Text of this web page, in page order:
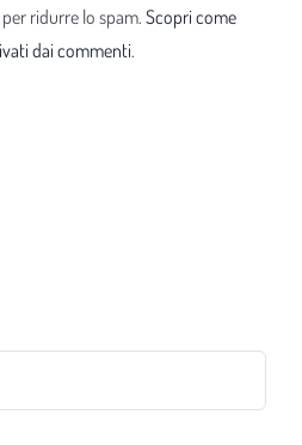
ridurre lo spam. Scopri come
dai commenti.